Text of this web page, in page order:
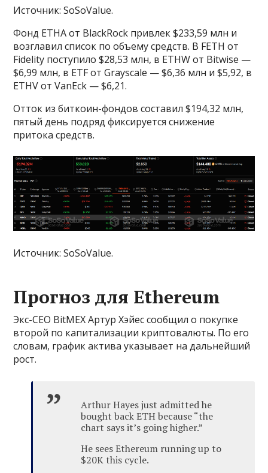
Источник: SoSoValue.
Фонд ETHA от BlackRock привлек $233,59 млн и
возглавил список по объему средств. В FETH от
Fidelity поступило $28,53 млн, в ETHW от Bitwise —
$6,99 млн, в ETF от Grayscale — $6,36 млн и $5,92, в
ETHV от VanEck — $6,21.
Отток из биткоин-фондов составил $194,32 млн,
пятый день подряд фиксируется снижение
притока средств.
Источник: SoSoValue.
Прогноз для Ethereum
Экс-CEO BitMEX Артур Хэйес сообщил о покупке
второй по капитализации криптовалюты. По его
словам, график актива указывает на дальнейший
рост.
Arthur Hayes just admitted he
bought back ETH because “the
chart says it’s going higher.”
He sees Ethereum running up to
$20K this cycle.